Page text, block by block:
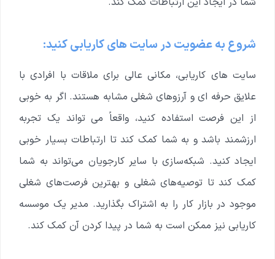
شروع به عضویت در سایت های کاریابی کنید:
سایت های کاریابی، مکانی عالی برای ملاقات با افرادی با
علایق حرفه ای و آرزوهای شغلی مشابه هستند. اگر به خوبی
از این فرصت استفاده کنید، واقعاً می تواند یک تجربه
ارزشمند باشد و به شما کمک کند تا ارتباطات بسیار خوبی
ایجاد کنید. شبکه‌سازی با سایر کارجویان می‌تواند به شما
کمک کند تا توصیه‌های شغلی و بهترین فرصت‌های شغلی
موجود در بازار کار را به اشتراک بگذارید. مدیر یک موسسه
کاریابی نیز ممکن است به شما در پیدا کردن آن کمک کند.